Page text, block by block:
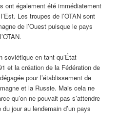
ont également été immédiatement
Les troupes de l’OTAN sont
de l’Ouest puisque le pays
soviétique en tant qu’État
et la création de la Fédération de
pour l’établissement de
et la Russie. Mais cela ne
qu’on ne pouvait pas s’attendre
jour au lendemain d’un pays